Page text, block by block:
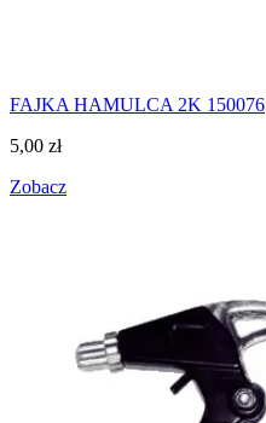
FAJKA HAMULCA 2K 150076
5,00 zł
Zobacz